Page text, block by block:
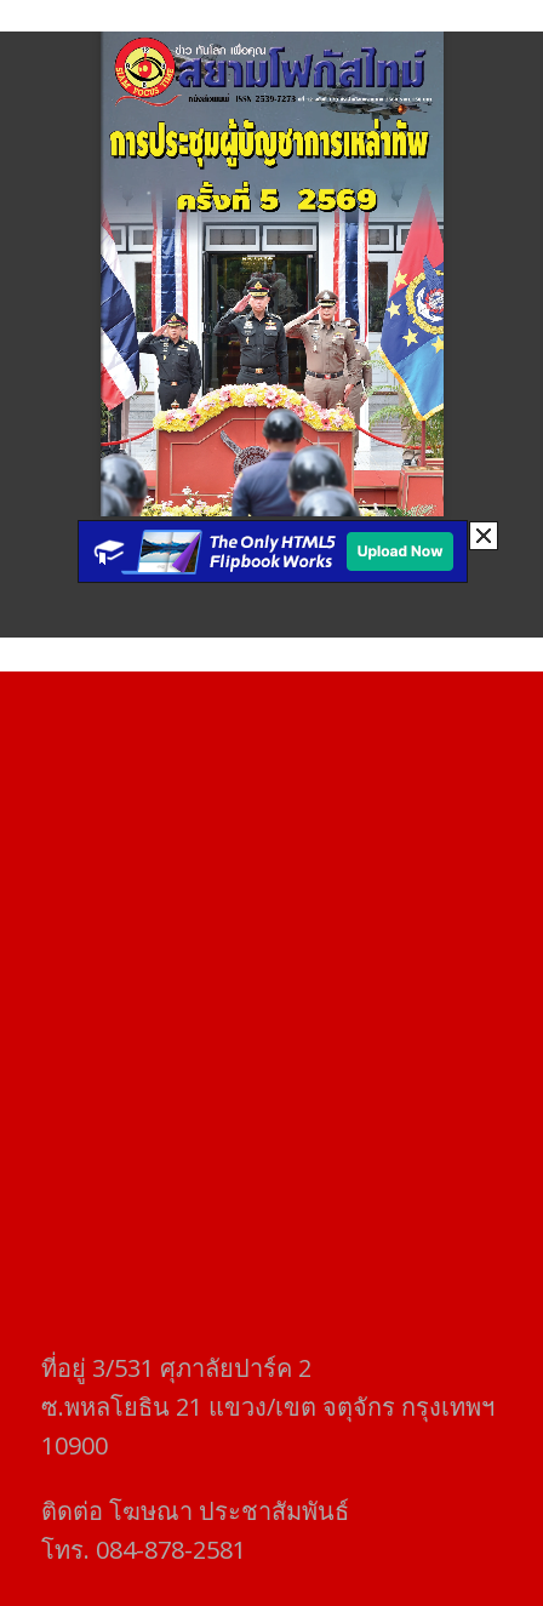
ที่อยู่​ 3/531​ ศุภาลัยปาร์ค​ 2
ซ.พหลโยธิน​ 21​ แขวง/เขต​ จตุจักร​ กรุงเทพฯ
10900
ติดต่อ​ โฆษณา​ ประชาสัมพันธ์
โทร​. 084-878-2581